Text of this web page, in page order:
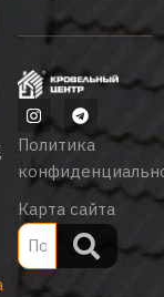
Политика
Карта сайта